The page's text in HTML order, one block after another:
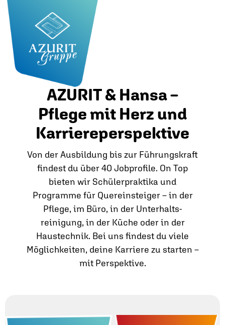
AZURIT & Hansa –
Pflege mit Herz und
Karriereperspektive
Von der Ausbildung bis zur Führungskraft
findest du über 40 Jobprofile. On Top
bieten wir Schülerpraktika und
Programme für Quereinsteiger – in der
Pflege, im Büro, in der Unterhalts­
reinigung, in der Küche oder in der
Haustechnik. Bei uns findest du viele
Möglichkeiten, deine Karriere zu starten –
mit Perspektive.